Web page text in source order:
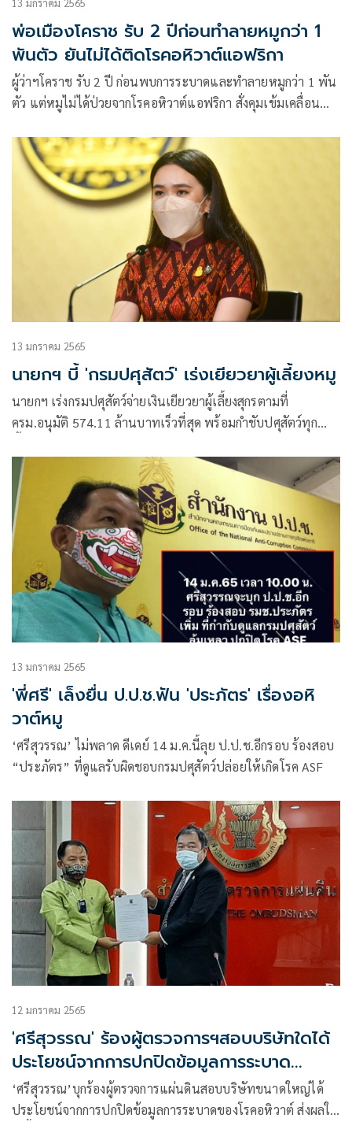
13 มกราคม 2565
พ่อเมืองโคราช รับ 2 ปีก่อนทำลายหมูกว่า 1
พันตัว ยันไม่ได้ติดโรคอหิวาต์แอฟริกา
ผู้ว่าฯโคราช รับ 2 ปี ก่อนพบการระบาดและทำลายหมูกว่า 1 พัน
ตัว แต่หมูไม่ได้ป่วยจากโรคอหิวาต์แอฟริกา สั่งคุมเข้มเคลื่อน
หน้าที่ออกติดตามการดำเนินโครงการหมูพาณิชย์ ลดราคา
13 มกราคม 2565
นายกฯ บี้ 'กรมปศุสัตว์' เร่งเยียวยาผู้เลี้ยงหมู
นายกฯ เร่งกรมปศุสัตว์จ่ายเงินเยียวยาผู้เลี้ยงสุกรตามที่
ครม.อนุมัติ 574.11 ล้านบาทเร็วที่สุด พร้อมกำชับปศุสัตว์ทุก
13 มกราคม 2565
'พี่ศรี' เล็งยื่น ป.ป.ช.ฟัน 'ประภัตร' เรื่องอหิ
วาต์หมู
‘ศรีสุวรรณ’ ไม่พลาด ดีเดย์ 14 ม.ค.นี้ลุย ป.ป.ช.อีกรอบ ร้องสอบ
“ประภัตร” ที่ดูแลรับผิดชอบกรมปศุสัตว์ปล่อยให้เกิดโรค ASF
12 มกราคม 2565
'ศรีสุวรรณ' ร้องผู้ตรวจการฯสอบบริษัทใดได้
ประโยชน์จากการปกปิดข้อมูลการระบาด
โรคASF
‘ศรีสุวรรณ’บุกร้องผู้ตรวจการแผ่นดินสอบบริษัทขนาดใหญ่ได้
ประโยชน์จากการปกปิดข้อมูลการระบาดของโรคอหิวาต์ ส่งผลให้